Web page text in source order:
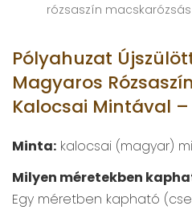
rózsaszín
Pólyahuzat
Magyaros
Kalocsai Mintával
Minta: kalocsai (magyar)
Milyen méretekben
Egy méretben kapható